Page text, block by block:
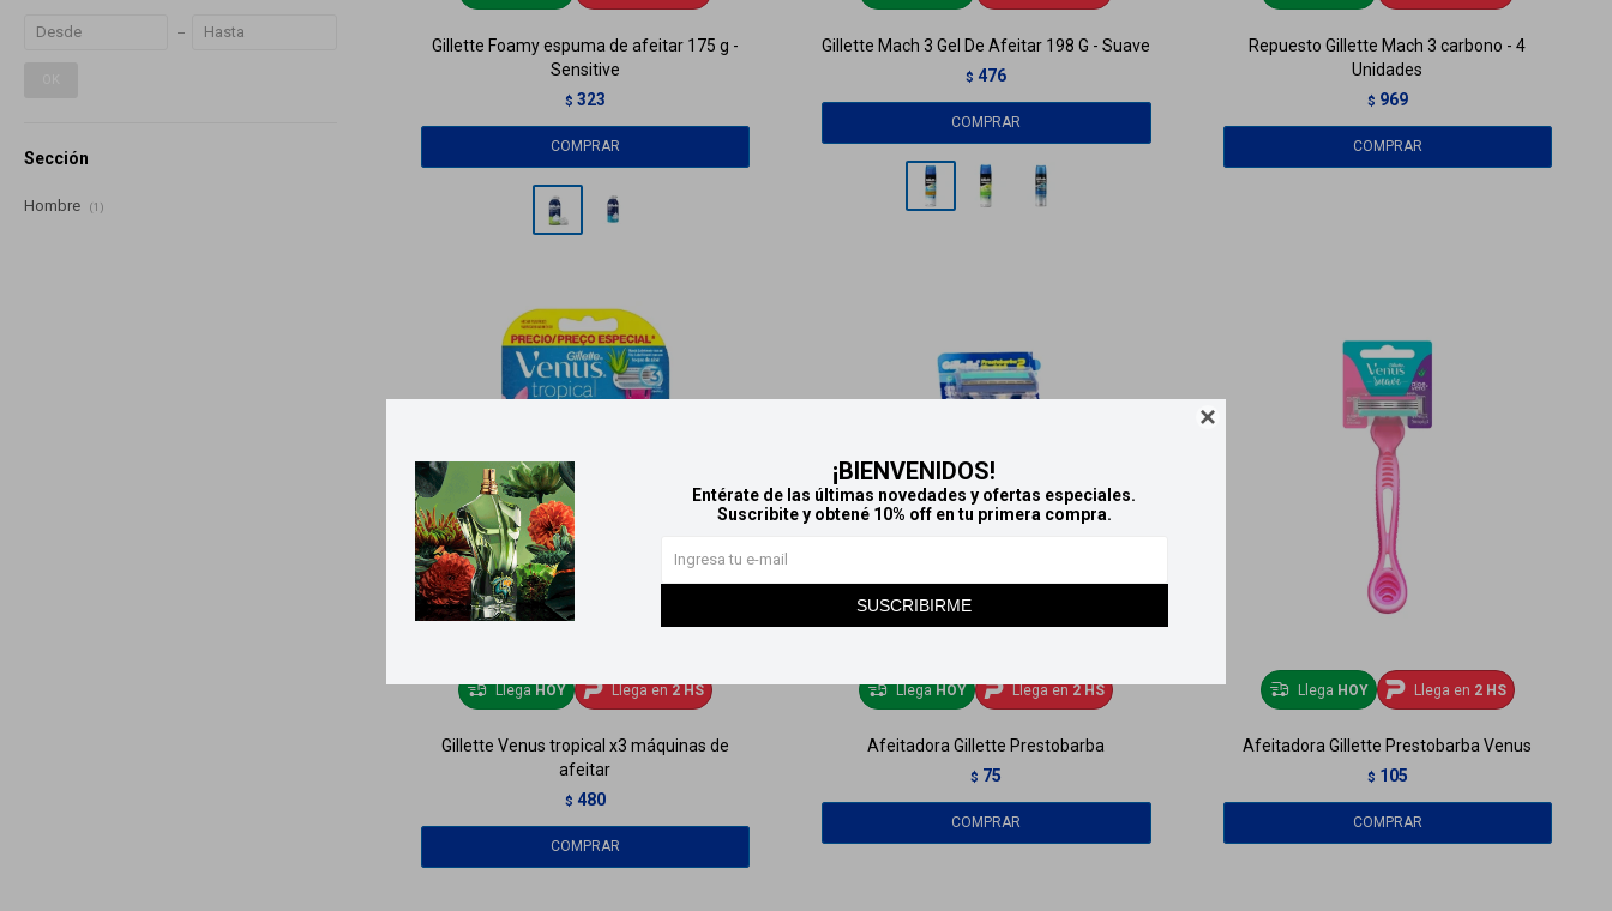

¡BIENVENIDOS!
Entérate de las últimas novedades y ofertas especiales.
Suscribite y obtené 10% off en tu primera compra.
SUSCRIBIRME
Gillette Foamy espuma de afeitar 175 g -
Sensitive
$ 323
Gillette Mach 3 Gel De Afeitar 198 G - Suave
$ 476
Repuesto Gillette Mach 3 carbono - 4
Unidades
$ 969
Llega HOY Llega en 2 HS
Gillette Venus tropical x3 máquinas de
afeitar
$ 480
Llega HOY Llega en 2 HS
Afeitadora Gillette Prestobarba
$ 75
Llega HOY Llega en 2 HS
Afeitadora Gillette Prestobarba Venus
$ 105
Sección
Hombre (1)